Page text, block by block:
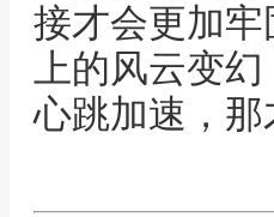
接才会更加
上的风云变
心跳加速，